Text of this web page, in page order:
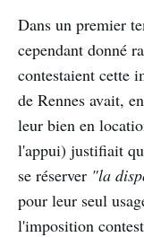
Dans un premier
cependant donné
contestaient cette
de Rennes avait,
leur bien en
l'appui) justifiait
se réserver "la
pour leur seul
l'imposition